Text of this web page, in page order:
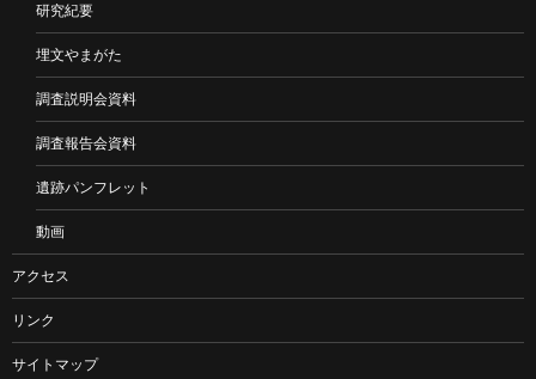
研究紀要
埋文やまがた
調査説明会資料
調査報告会資料
遺跡パンフレット
動画
アクセス
リンク
サイトマップ